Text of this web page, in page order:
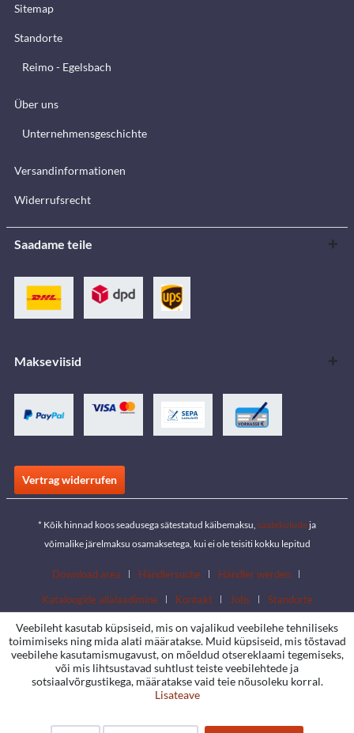
Sitemap
Standorte
Reimo - Egelsbach
Über uns
Unternehmensgeschichte
Versandinformationen
Widerrufsrecht
Saadame teile
Makseviisid
Vertrag widerrufen
* Kõik hinnad koos seadusega sätestatud käibemaksu, saatekulude ja
võimalike järelmaksu osamaksetega, kui ei ole teisiti kokku lepitud
Download area Händlersuche
Händler werden
Kataloogide allalaadimine
Kontakt Jobs Standorte
Veebileht kasutab küpsiseid, mis on vajalikud veebilehe tehniliseks
toimimiseks ning mida alati määratakse. Muid küpsiseid, mis tõstavad
veebilehe kasutamismugavust, on mõeldud otsereklaami tegemiseks,
või mis lihtsustavad suhtlust teiste veebilehtede ja
sotsiaalvõrgustikega, määratakse vaid teie nõusoleku korral.
Lisateave